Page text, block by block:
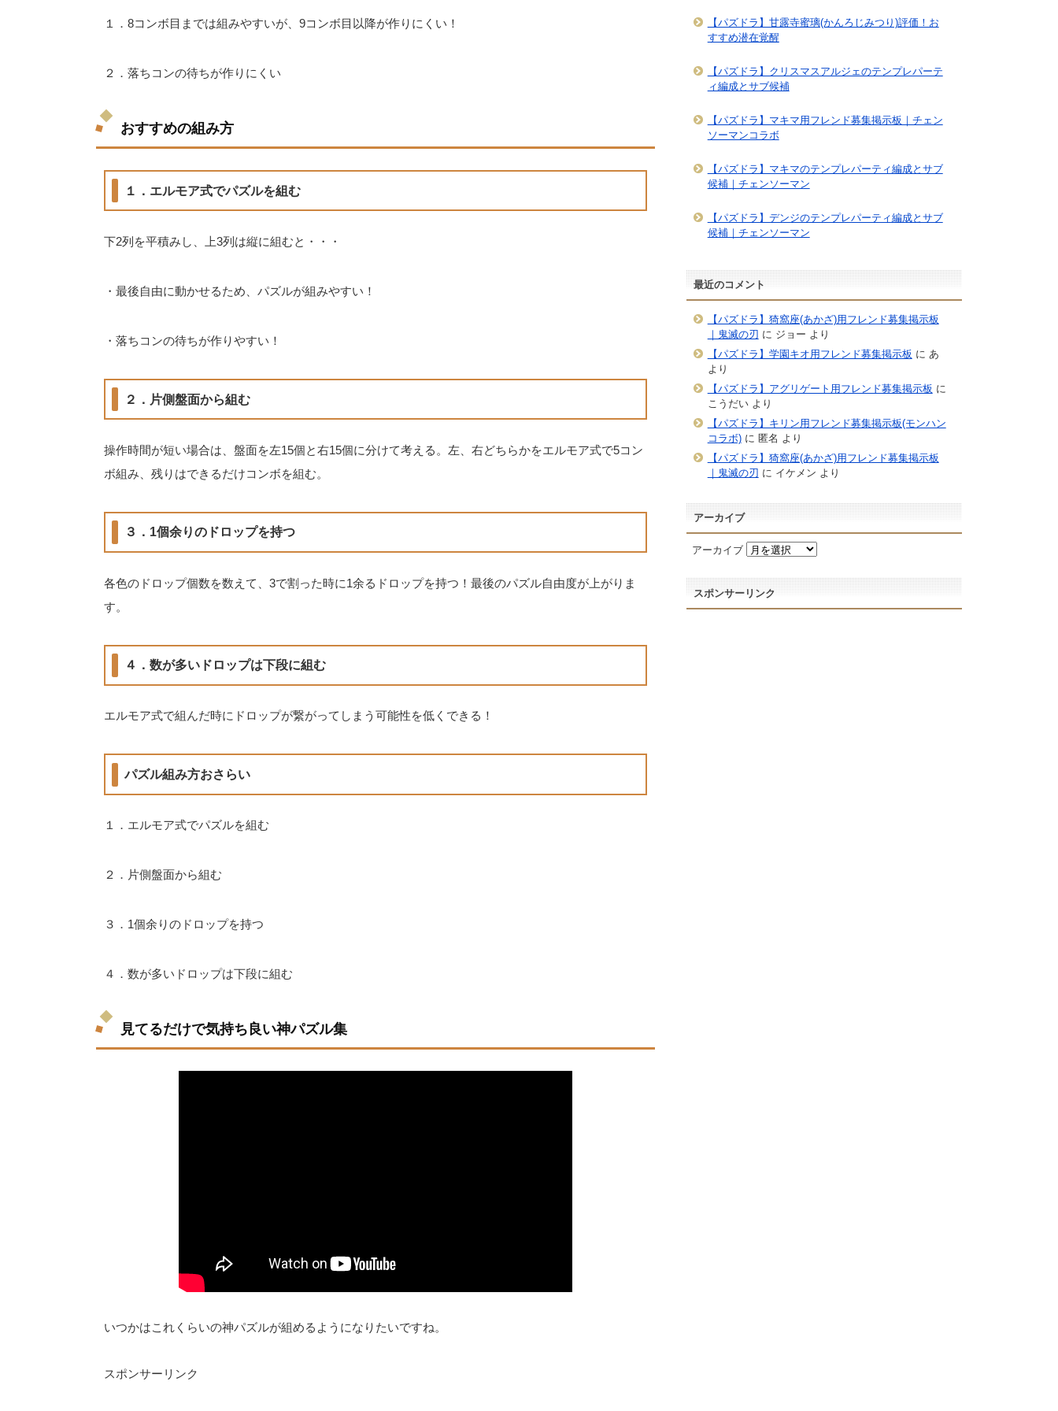
１．8コンボ目までは組みやすいが、9コンボ目以降が作りにくい！
２．落ちコンの待ちが作りにくい
おすすめの組み方
１．エルモア式でパズルを組む
下2列を平積みし、上3列は縦に組むと・・・
・最後自由に動かせるため、パズルが組みやすい！
・落ちコンの待ちが作りやすい！
２．片側盤面から組む
操作時間が短い場合は、盤面を左15個と右15個に分けて考える。左、右どちらかをエルモア式で5コン
ボ組み、残りはできるだけコンボを組む。
３．1個余りのドロップを持つ
各色のドロップ個数を数えて、3で割った時に1余るドロップを持つ！最後のパズル自由度が上がりま
す。
４．数が多いドロップは下段に組む
エルモア式で組んだ時にドロップが繋がってしまう可能性を低くできる！
パズル組み方おさらい
１．エルモア式でパズルを組む
２．片側盤面から組む
３．1個余りのドロップを持つ
４．数が多いドロップは下段に組む
見てるだけで気持ち良い神パズル集
いつかはこれくらいの神パズルが組めるようになりたいですね。
スポンサーリンク
【パズドラ】甘露寺蜜璃(かんろじみつり)評価！お
すすめ潜在覚醒
【パズドラ】クリスマスアルジェのテンプレパーテ
ィ編成とサブ候補
【パズドラ】マキマ用フレンド募集掲示板｜チェン
ソーマンコラボ
【パズドラ】マキマのテンプレパーティ編成とサブ
候補｜チェンソーマン
【パズドラ】デンジのテンプレパーティ編成とサブ
候補｜チェンソーマン
最近のコメント
【パズドラ】猗窩座(あかざ)用フレンド募集掲示板
｜鬼滅の刃 に ジョー より
【パズドラ】学園キオ用フレンド募集掲示板 に あ
より
【パズドラ】アグリゲート用フレンド募集掲示板 に
こうだいより
【パズドラ】キリン用フレンド募集掲示板(モンハン
コラボ)に 匿名 より
【パズドラ】猗窩座(あかざ)用フレンド募集掲示板
｜鬼滅の刃 に イケメン より
アーカイブ
アーカイブ
スポンサーリンク